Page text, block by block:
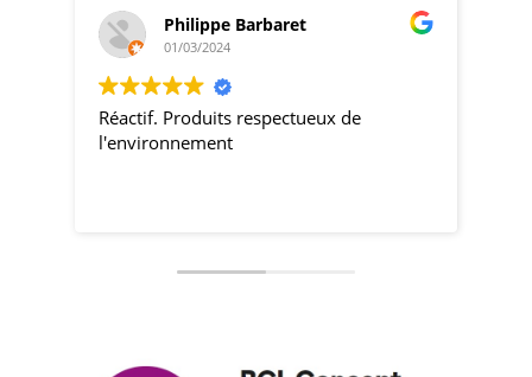
Philippe Barbaret
01/03/2024
Réactif. Produits respectueux de
l'environnement